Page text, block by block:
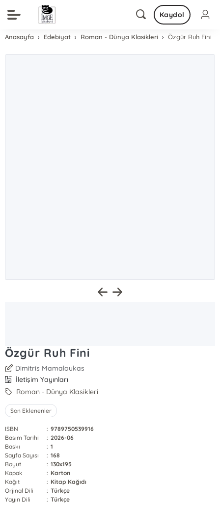
Kaydol
Anasayfa Edebiyat Roman - Dünya Klasikleri Özgür Ruh Fini
Özgür Ruh Fini
Dimitris Mamaloukas
İletişim Yayınları
Roman - Dünya Klasikleri
Son Eklenenler
ISBN : 9789750539916
Basım Tarihi
: 2026-06
Baskı
: 1
Sayfa Sayısı
: 168
Boyut
: 130x195
Kapak
: Karton
Kağıt
: Kitap Kağıdı
Orjinal Dili
: Türkçe
Yayın Dili
: Türkçe